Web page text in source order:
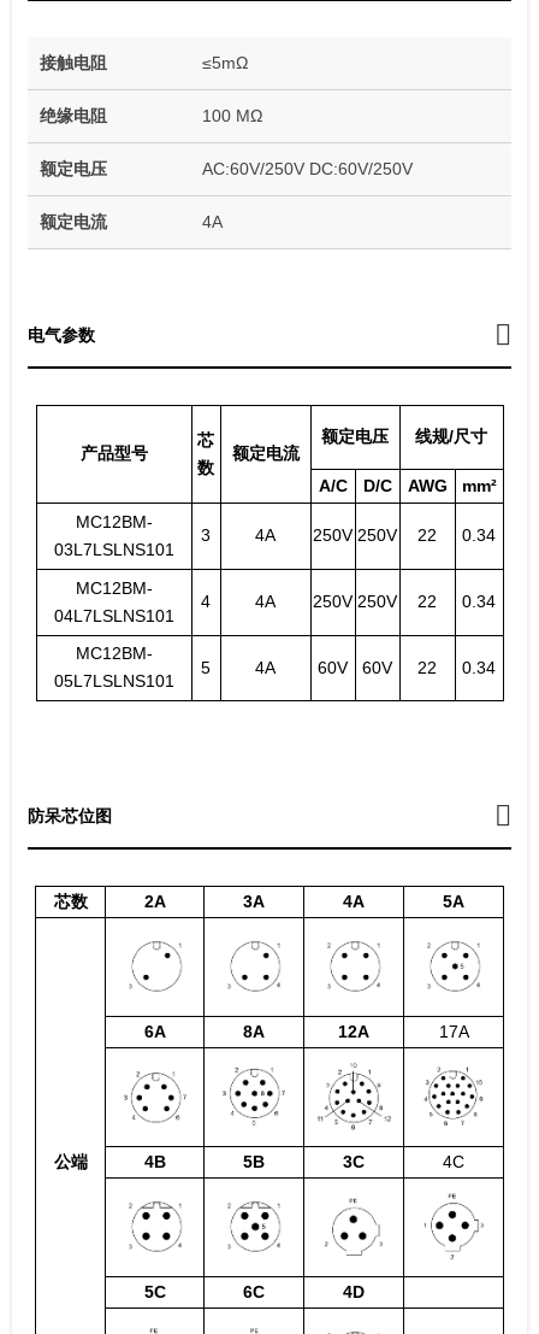
接触电阻 ≤5mΩ
绝缘电阻 100 MΩ
额定电压 AC:60V/250V DC:60V/250V
额定电流 4A
电气参数
产品型号
芯
数
额定电流
额定电压 线规/尺寸
A/C D/C AWG
mm²
MC12BM-
03L7LSLNS101
3 4A 250V 250V 22 0.34
MC12BM-
04L7LSLNS101
4 4A 250V 250V 22 0.34
MC12BM-
05L7LSLNS101
5 4A 60V 60V 22 0.34
防呆芯位图
芯数 2A 3A 4A 5A
公端
6A 8A 12A 17A
4B 5B 3C 4C
5C 6C 4D